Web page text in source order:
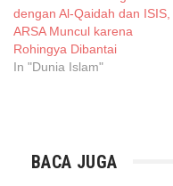
dengan Al-Qaidah dan ISIS,
ARSA Muncul karena
Rohingya Dibantai
In "Dunia Islam"
BACA JUGA